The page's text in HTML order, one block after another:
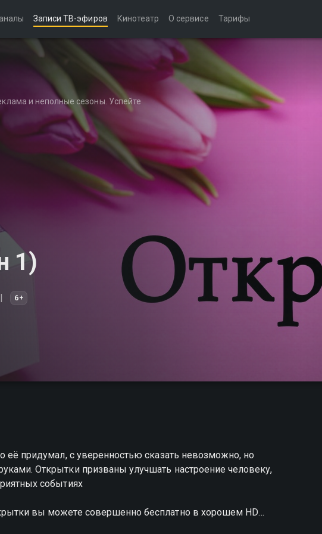
Записи ТВ-эфиров Кинотеатр О сервисе Тарифы
и неполные сезоны. Успейте
1)
6+
её придумал, с уверенностью сказать невозможно, но
Открытки призваны улучшать настроение человеку,
событиях
вы можете совершенно бесплатно в хорошем HD